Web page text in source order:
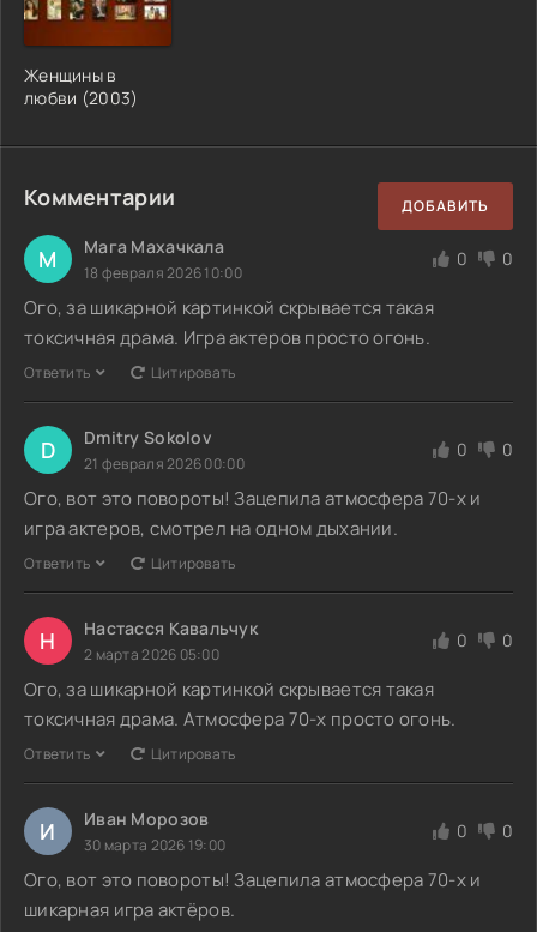
Женщины в
любви (2003)
Комментарии ДОБАВИТЬ
М Мага Махачкала
18 февраля 2026 10:00
0 0
Ого, за шикарной картинкой скрывается такая
токсичная драма. Игра актеров просто огонь.
Ответить Цитировать
D Dmitry Sokolov
21 февраля 2026 00:00
0 0
Ого, вот это повороты! Зацепила атмосфера 70-х и
игра актеров, смотрел на одном дыхании.
Ответить Цитировать
Н Настасся Кавальчук
2 марта 2026 05:00
0 0
Ого, за шикарной картинкой скрывается такая
токсичная драма. Атмосфера 70-х просто огонь.
Ответить Цитировать
И Иван Морозов
30 марта 2026 19:00
0 0
Ого, вот это повороты! Зацепила атмосфера 70-х и
шикарная игра актёров.